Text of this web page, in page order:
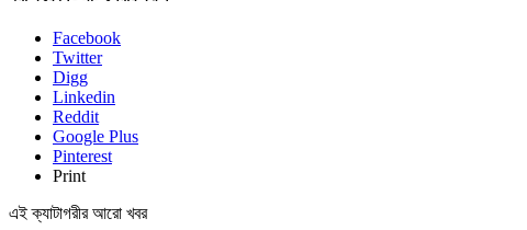
Facebook
Twitter
Digg
Linkedin
Reddit
Google Plus
Pinterest
Print
এই ক্যাটাগরীর আরো খবর